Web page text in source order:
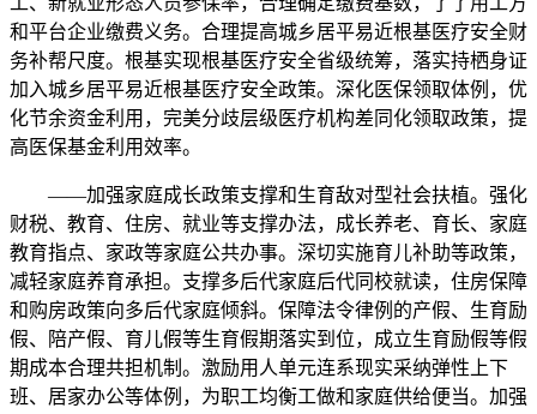
和平台企业缴费义务。合理提高城乡居平易近根基医疗安全财
务补帮尺度。根基实现根基医疗安全省级统筹，落实持栖身证
加入城乡居平易近根基医疗安全政策。深化医保领取体例，优
化节余资金利用，完美分歧层级医疗机构差同化领取政策，提
高医保基金利用效率。
——加强家庭成长政策支撑和生育敌对型社会扶植。强化
财税、教育、住房、就业等支撑办法，成长养老、育长、家庭
教育指点、家政等家庭公共办事。深切实施育儿补助等政策，
减轻家庭养育承担。支撑多后代家庭后代同校就读，住房保障
和购房政策向多后代家庭倾斜。保障法令律例的产假、生育励
假、陪产假、育儿假等生育假期落实到位，成立生育励假等假
期成本合理共担机制。激励用人单元连系现实采纳弹性上下
班、居家办公等体例，为职工均衡工做和家庭供给便当。加强